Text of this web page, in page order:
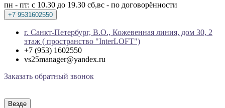
пн - пт: с 10.30 до 19.30 сб,вс - по договорённости
+7 9531602550
г. Санкт-Петербург, В.О., Кожевенная линия, дом 30, 2
этаж ( пространство "InterLOFT")
+7 (953) 1602550
vs25manager@yandex.ru
Заказать обратный звонок
Везде